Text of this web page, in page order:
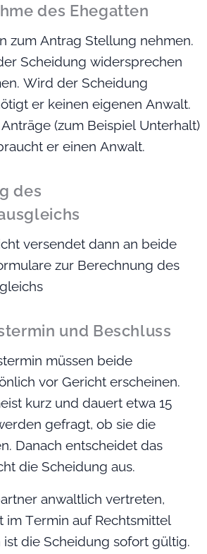
des Ehegatten
zum Antrag Stellung nehmen.
Scheidung widersprechen
Wird der Scheidung
er keinen eigenen Anwalt.
(zum Beispiel Unterhalt)
er einen Anwalt.
des
versendet dann an beide
zur Berechnung des
und Beschluss
müssen beide
vor Gericht erscheinen.
kurz und dauert etwa 15
gefragt, ob sie die
Danach entscheidet das
die Scheidung aus.
anwaltlich vertreten,
im Termin auf Rechtsmittel
ist die Scheidung sofort gültig.